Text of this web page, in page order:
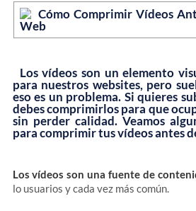
Los vídeos son un elemento
para nuestros websites, pero
eso es un problema. Si quieres
debes comprimirlos para que
sin perder calidad. Veamos
para comprimir tus vídeos antes
Los vídeos son una fuente de
lo usuarios y cada vez más común.